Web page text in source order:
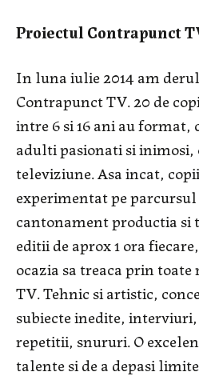
Proiectul Contrapunct
In luna iulie 2014 am
Contrapunct TV. 20 de
intre 6 si 16 ani au
adulti pasionati si inimosi,
televiziune. Asa incat,
experimentat pe
cantonament productia si
editii de aprox 1 ora
ocazia sa treaca prin
TV. Tehnic si artistic,
subiecte inedite,
repetitii, snururi. O
talente si de a depasi